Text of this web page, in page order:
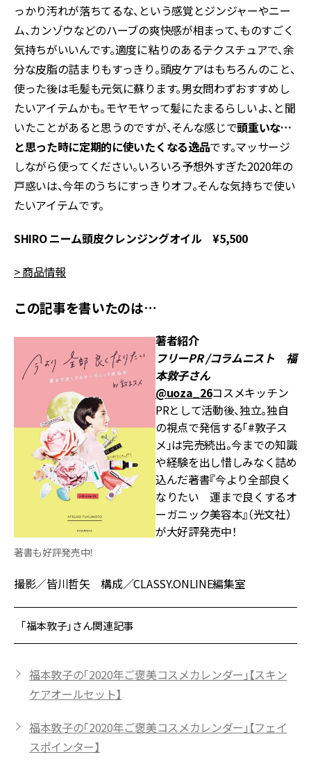
っかり汚れが落ちてるな、という感覚とジンジャーやニー
ム、カンゾウなどのハーブの爽快感が相まって、ものすごく
気持ちがいいんです。適度に粘りのあるテクスチュアで、余
分な皮脂の詰まりもすっきり。頭皮ケアはもちろんのこと、
使った後は毛髪も元気に蘇ります。男女問わずおすすめし
たいアイテムかも。モヤモヤって髪にたまるらしいよ、と聞
いたことがあると思うのですが、そんな感じで頭重いな…
と思った時に定期的に使いたくなる逸品です。マッサージ
しながら使ってください。いろいろ予想外すぎた2020年の
戸惑いは、今年のうちにすっきりオフ。そんな気持ちで使い
たいアイテムです。
SHIRO ニーム頭皮クレンジングオイル ¥5,500
> 商品情報
この記事を書いたのは…
著書も好評発売中！
著者紹介
フリーPR /コラムニスト 福
本敦子さん
@uoza_26コスメキッチン
PRとして活動後、独立。独自
の視点で発信する「#敦子ス
メ」は完売続出。今までの知識
や経験を出し惜しみなく詰め
込んだ著書『今より全部良く
なりたい 運まで良くするオ
ーガニック美容本』（光文社）
が大好評発売中！
撮影／皆川哲矢 構成／CLASSY.ONLINE編集室
「福本敦子」さん関連記事
福本敦子の「2020年ご褒美コスメカレンダー」【スキン
ケアオールセット】
福本敦子の「2020年ご褒美コスメカレンダー」【フェイ
スポインター】